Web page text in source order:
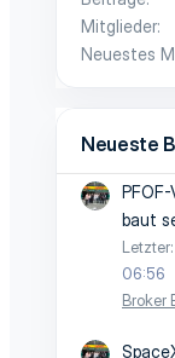
Mitglieder
Neuestes
Neueste
baut
06:56
Broker